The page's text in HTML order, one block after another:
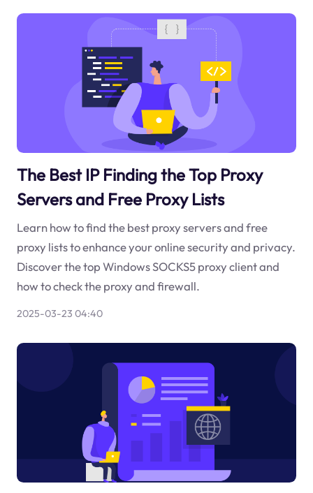
The Best IP Finding the Top Proxy
Servers and Free Proxy Lists
Learn how to find the best proxy servers and free
proxy lists to enhance your online security and privacy.
Discover the top Windows SOCKS5 proxy client and
how to check the proxy and firewall.
2025-03-23 04:40